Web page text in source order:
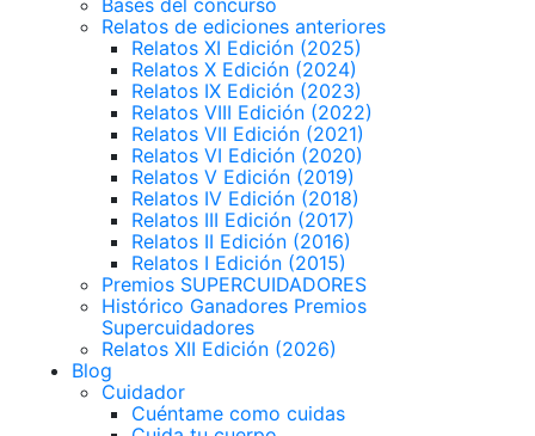
Relatos de ediciones anteriores
Relatos XI Edición (2025)
Relatos X Edición (2024)
Relatos IX Edición (2023)
Relatos VIII Edición (2022)
Relatos VII Edición (2021)
Relatos VI Edición (2020)
Relatos V Edición (2019)
Relatos IV Edición (2018)
Relatos III Edición (2017)
Relatos II Edición (2016)
Relatos I Edición (2015)
Premios SUPERCUIDADORES
Histórico Ganadores Premios
Supercuidadores
Relatos XII Edición (2026)
Blog
Cuidador
Cuéntame como cuidas